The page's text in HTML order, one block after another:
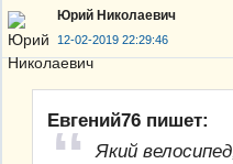
Юрий Николаевич
12-02-2019 22:29:46
Евгений76 пишет:
Який